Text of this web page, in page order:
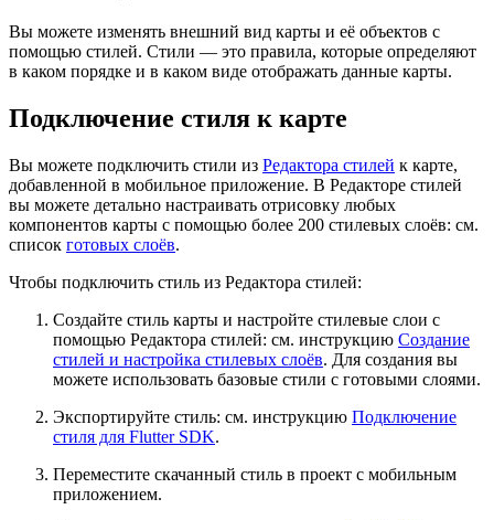
Вы можете изменять внешний вид карты и её объектов с
помощью стилей. Стили — это правила, которые определяют
в каком порядке и в каком виде отображать данные карты.
Подключение стиля к карте
Вы можете подключить стили из Редактора стилей к карте,
добавленной в мобильное приложение. В Редакторе стилей
вы можете детально настраивать отрисовку любых
компонентов карты с помощью более 200 стилевых слоёв: см.
список готовых слоёв.
Чтобы подключить стиль из Редактора стилей:
Создайте стиль карты и настройте стилевые слои с
помощью Редактора стилей: см. инструкцию Создание
стилей и настройка стилевых слоёв. Для создания вы
можете использовать базовые стили с готовыми слоями.
Экспортируйте стиль: см. инструкцию Подключение
стиля для Flutter SDK.
Переместите скачанный стиль в проект с мобильным
приложением.